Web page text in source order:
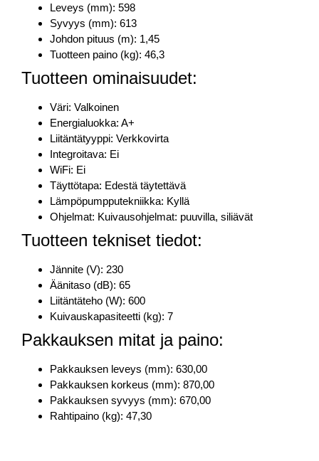
Leveys (mm): 598
Syvyys (mm): 613
Johdon pituus (m): 1,45
Tuotteen paino (kg): 46,3
Tuotteen ominaisuudet:
Väri: Valkoinen
Energialuokka: A+
Liitäntätyyppi: Verkkovirta
Integroitava: Ei
WiFi: Ei
Täyttötapa: Edestä täytettävä
Lämpöpumpputekniikka: Kyllä
Ohjelmat: Kuivausohjelmat: puuvilla, siliävät
Tuotteen tekniset tiedot:
Jännite (V): 230
Äänitaso (dB): 65
Liitäntäteho (W): 600
Kuivauskapasiteetti (kg): 7
Pakkauksen mitat ja paino:
Pakkauksen leveys (mm): 630,00
Pakkauksen korkeus (mm): 870,00
Pakkauksen syvyys (mm): 670,00
Rahtipaino (kg): 47,30